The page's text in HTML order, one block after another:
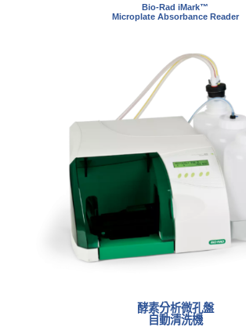
Bio-Rad iMark™
Microplate Absorbance Reader
酵素分析微孔盤
自動清洗機